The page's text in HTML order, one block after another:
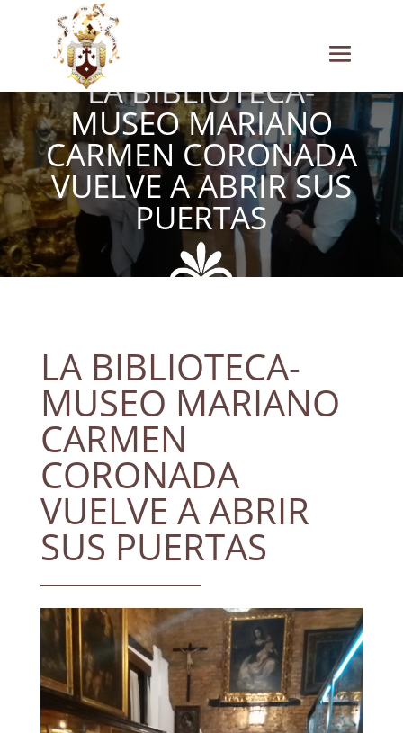
LA BIBLIOTECA-
MUSEO MARIANO
CARMEN CORONADA
VUELVE A ABRIR SUS
PUERTAS
LA BIBLIOTECA-
MUSEO MARIANO
CARMEN
CORONADA
VUELVE A ABRIR
SUS PUERTAS